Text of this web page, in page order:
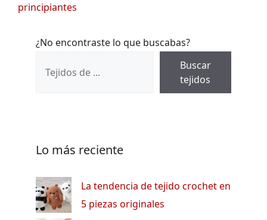
principiantes
¿No encontraste lo que buscabas?
Buscar
tejidos
Lo más reciente
La tendencia de tejido crochet en
5 piezas originales